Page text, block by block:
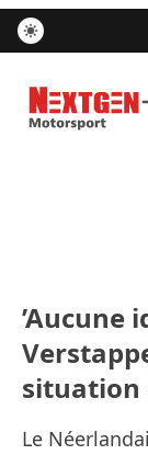
Nextgen-
’Aucune
situation
Le